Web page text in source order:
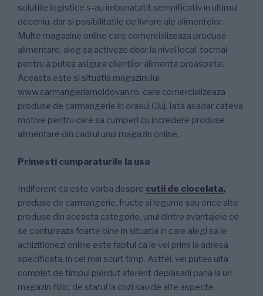
solutiile logistice s-au imbunatatit semnificativ in ultimul
deceniu, dar si posibilitatile de livrare ale alimentelor.
Multe magazine online care comercializeaza produse
alimentare, aleg sa activeze doar la nivel local, tocmai
pentru a putea asigura clientilor alimente proaspete.
Aceasta este si situatia magazinului
www.carmangeriamoldovan.ro, care comercializeaza
produse de carmangerie in orasul Cluj. Iata asadar cateva
motive pentru care sa cumperi cu incredere produse
alimentare din cadrul unui magazin online.
Primesti cumparaturile la usa
Indiferent ca este vorba despre cutii de ciocolata,
produse de carmangerie, fructe si legume sau orice alte
produse din aceasta categorie, unul dintre avantajele ce
se contureaza foarte bine in situatia in care alegi sa le
achizitionezi online este faptul ca le vei primi la adresa
specificata, in cel mai scurt timp. Astfel, vei putea uita
complet de timpul pierdut aferent deplasarii pana la un
magazin fizic, de statul la cozi sau de alte aspecte